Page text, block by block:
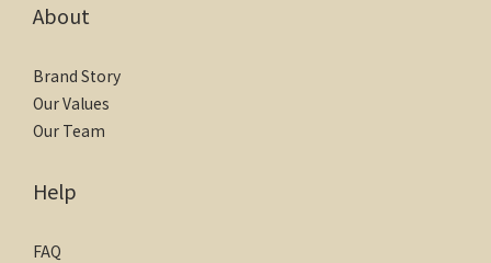
About
Brand Story
Our Values
Our Team
Help
FAQ